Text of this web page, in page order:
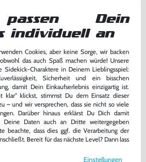
5
DE Version, mit OVP, gebraucht, USK18
Minecraft
DE Version, mit OVP, gebraucht
Dein
individuell an
Cookies, aber keine Sorge, wir backen
das auch Spaß machen würde! Unsere
Sidekick-Charaktere in Deinem Lieblingsspiel:
Sicherheit und ein bisschen
damit Dein Einkaufserlebnis einzigartig ist.
klar" klickst, stimmst Du dem Einsatz dieser
– und wir versprechen, dass sie nicht so viele
Darüber hinaus erklärst Du Dich damit
Deine Daten auch an Dritte weitergegeben
beachte, dass dies ggf. die Verarbeitung der
Bereit für das nächste Level? Dann lass
Einstellungen